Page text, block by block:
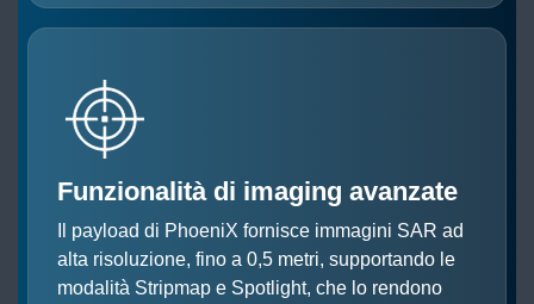
Funzionalità di imaging avanzate
Il payload di PhoeniX fornisce immagini SAR ad
alta risoluzione, fino a 0,5 metri, supportando le
modalità Stripmap e Spotlight, che lo rendono